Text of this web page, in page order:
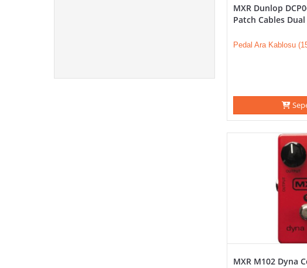
MXR Dunlop
Patch Cables
Pedal Ara Kablosu
MXR M102 Dyna